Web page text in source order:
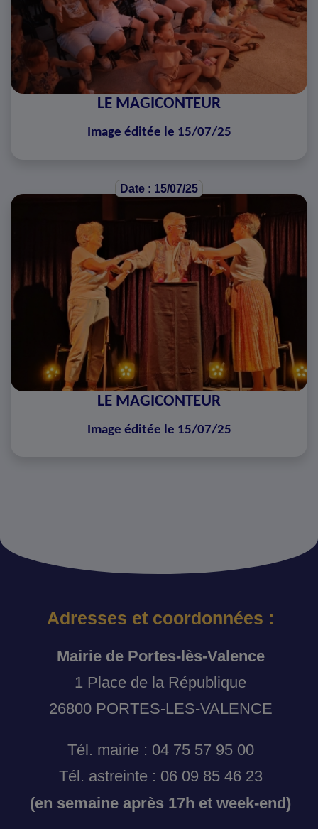
LE MAGICONTEUR
Image éditée le 15/07/25
Date : 15/07/25
LE MAGICONTEUR
Image éditée le 15/07/25
Adresses et coordonnées :
Mairie de Portes-lès-Valence
1 Place de la République
26800 PORTES-LES-VALENCE
Tél. mairie : 04 75 57 95 00
Tél. astreinte : 06 09 85 46 23
(en semaine après 17h et week-end)